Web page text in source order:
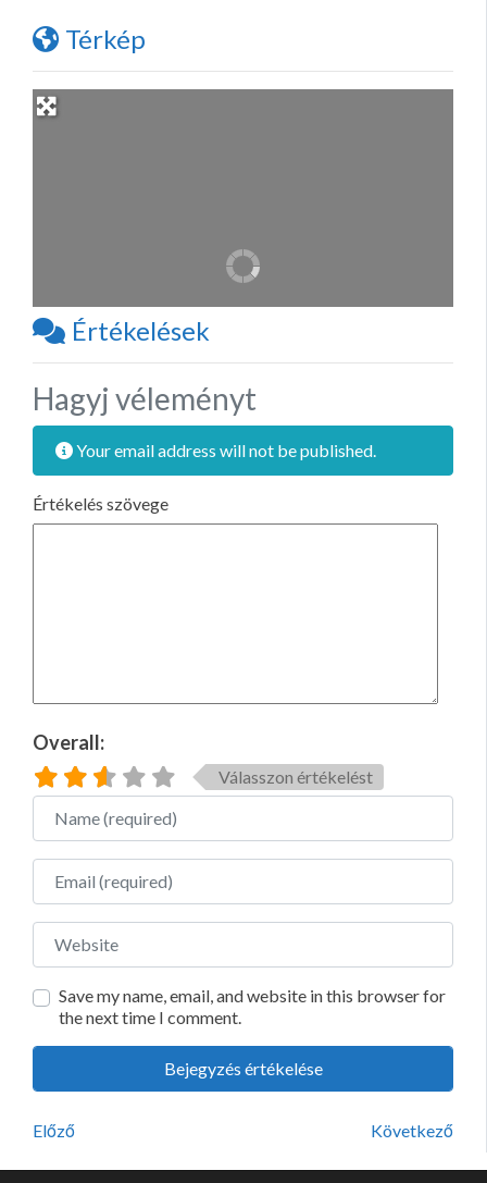
Térkép
Értékelések
Hagyj véleményt
Your email address will not be published.
Értékelés szövege
Overall:
Válasszon értékelést
Name
Email
Website
Save my name, email, and website in this browser for
the next time I comment.
Előző Következő